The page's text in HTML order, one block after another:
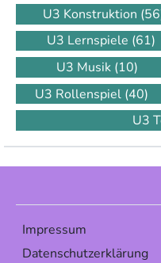
U3 Konstruktion
U3 Lernspiele (61)
U3 Musik (10)
U3 Rollenspiel (40)
U3
Impressum
Datenschutzerklärung